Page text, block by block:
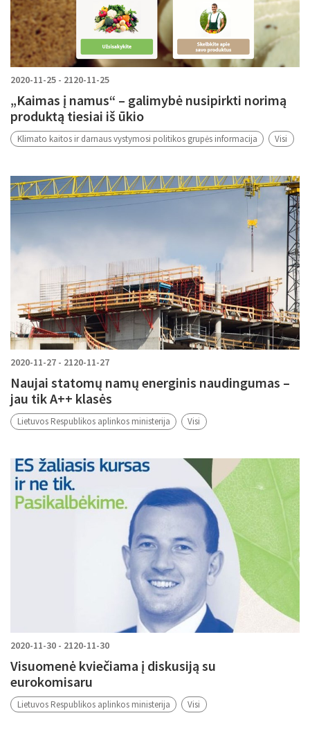
2020-11-25 - 2120-11-25
„Kaimas į namus“ – galimybė nusipirkti norimą
produktą tiesiai iš ūkio
Klimato kaitos ir darnaus vystymosi politikos grupės informacija Visi
2020-11-27 - 2120-11-27
Naujai statomų namų energinis naudingumas –
jau tik A++ klasės
Lietuvos Respublikos aplinkos ministerija Visi
2020-11-30 - 2120-11-30
Visuomenė kviečiama į diskusiją su
eurokomisaru
Lietuvos Respublikos aplinkos ministerija Visi